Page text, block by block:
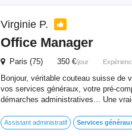
Virginie P.
Office Manager
Paris (75) 350 €/jour
Bonjour, véritable couteau suisse de
vos services généraux, votre pré-
démarches administratives... Une
Assistant administratif Services